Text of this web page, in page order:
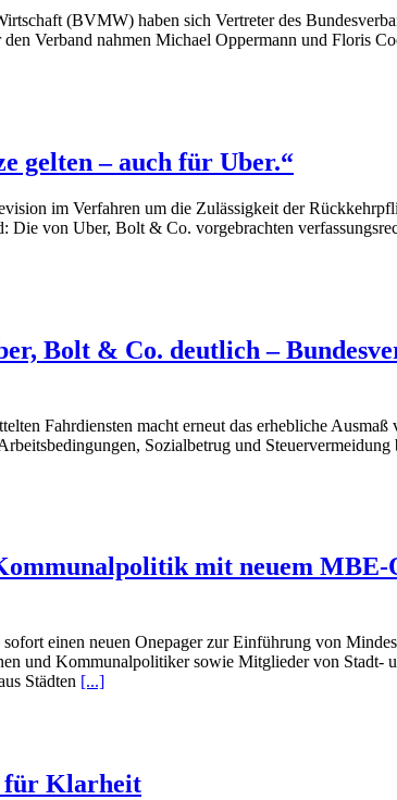
(BVMW) haben sich Vertreter des
Verband nahmen Michael Oppermann und Floris
gelten – auch für Uber.“
im Verfahren um die Zulässigkeit der
von Uber, Bolt & Co. vorgebrachten
Bolt & Co. deutlich –
Fahrdiensten macht erneut das erhebliche
Sozialbetrug und
mit neuem
einen neuen Onepager zur Einführung von
und Kommunalpolitiker sowie Mitglieder von Stadt-
Städten [...]
für Klarheit